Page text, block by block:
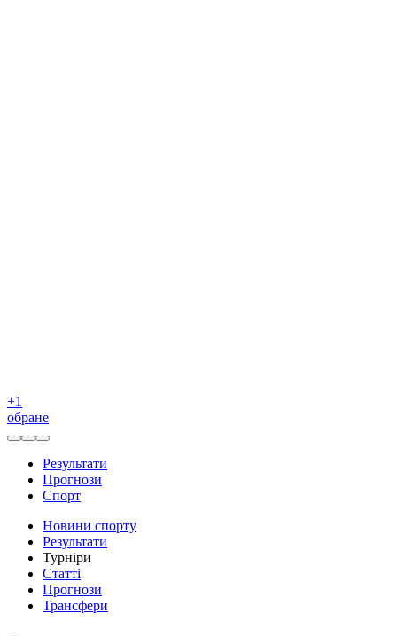
+1
обране
Результати
Прогнози
Спорт
Новини спорту
Результати
Турніри
Статті
Прогнози
Трансфери